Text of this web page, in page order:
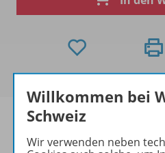
Willkommen bei
Schweiz
Wir verwenden neben